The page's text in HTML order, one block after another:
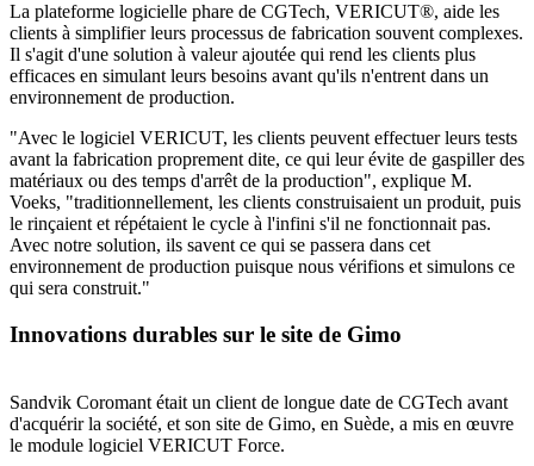
La plateforme logicielle phare de CGTech, VERICUT®, aide les
clients à simplifier leurs processus de fabrication souvent complexes.
Il s'agit d'une solution à valeur ajoutée qui rend les clients plus
efficaces en simulant leurs besoins avant qu'ils n'entrent dans un
environnement de production.
"Avec le logiciel VERICUT, les clients peuvent effectuer leurs tests
avant la fabrication proprement dite, ce qui leur évite de gaspiller des
matériaux ou des temps d'arrêt de la production", explique M.
Voeks, "traditionnellement, les clients construisaient un produit, puis
le rinçaient et répétaient le cycle à l'infini s'il ne fonctionnait pas.
Avec notre solution, ils savent ce qui se passera dans cet
environnement de production puisque nous vérifions et simulons ce
qui sera construit."
Innovations durables sur le site de Gimo
Sandvik Coromant était un client de longue date de CGTech avant
d'acquérir la société, et son site de Gimo, en Suède, a mis en œuvre
le module logiciel VERICUT Force.